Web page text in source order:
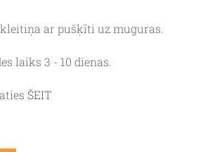
ar pušķīti uz muguras.
laiks 3 - 10 dienas.
ŠEIT